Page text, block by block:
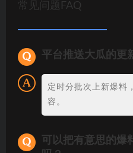
常见问题FAQ
平台推送大瓜的更
定时分批次上新爆料
容。
可以把有意思的爆